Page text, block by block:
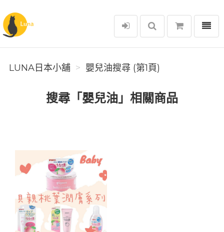
Luna日本小舖
選單
LUNA日本小舖 嬰兒油搜尋 (第1頁)
搜尋「嬰兒油」相關商品